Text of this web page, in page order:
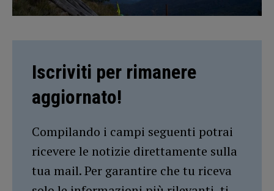
Iscriviti per rimanere
aggiornato!
Compilando i campi seguenti potrai
ricevere le notizie direttamente sulla
tua mail. Per garantire che tu riceva